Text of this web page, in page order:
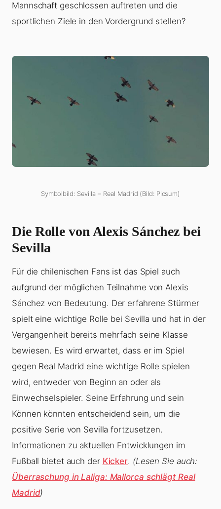
Mannschaft geschlossen auftreten und die
sportlichen Ziele in den Vordergrund stellen?
Symbolbild: Sevilla – Real Madrid (Bild: Picsum)
Die Rolle von Alexis Sánchez bei
Sevilla
Für die chilenischen Fans ist das Spiel auch
aufgrund der möglichen Teilnahme von Alexis
Sánchez von Bedeutung. Der erfahrene Stürmer
spielt eine wichtige Rolle bei Sevilla und hat in der
Vergangenheit bereits mehrfach seine Klasse
bewiesen. Es wird erwartet, dass er im Spiel
gegen Real Madrid eine wichtige Rolle spielen
wird, entweder von Beginn an oder als
Einwechselspieler. Seine Erfahrung und sein
Können könnten entscheidend sein, um die
positive Serie von Sevilla fortzusetzen.
Informationen zu aktuellen Entwicklungen im
Fußball bietet auch der Kicker. (Lesen Sie auch:
Überraschung in Laliga: Mallorca schlägt Real
Madrid)